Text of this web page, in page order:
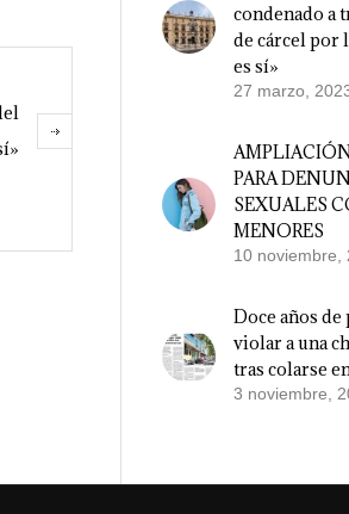
condenado a
de cárcel por
es sí»
27 marzo,
PARA
SEXUALES
MENORES
10 noviembre,
Doce años
violar a una
tras colarse
3 noviembre,